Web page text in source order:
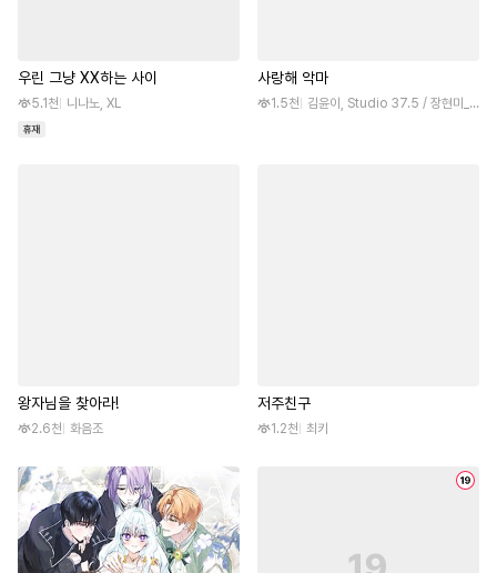
우린 그냥 XX하는 사이
5.1천 니나노, XL
사랑해 악마
1.5천 김윤이, Studio 37.5 / 장현미_, (원작)장현미_
왕자님을 찾아라!
2.6천 화음조
저주친구
1.2천 최키